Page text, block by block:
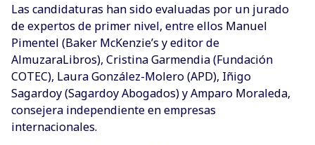
Las candidaturas han sido evaluadas por un jurado
de expertos de primer nivel, entre ellos Manuel
Pimentel (Baker McKenzie’s y editor de
AlmuzaraLibros), Cristina Garmendia (Fundación
COTEC), Laura González-Molero (APD), Iñigo
Sagardoy (Sagardoy Abogados) y Amparo Moraleda,
consejera independiente en empresas
internacionales.